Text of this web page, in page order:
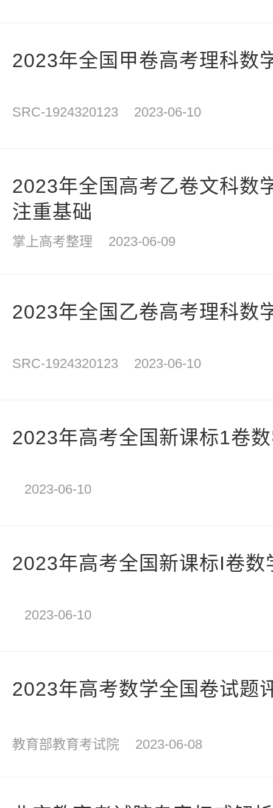
2023年全国甲卷高考理科数
SRC-1924320123 2023-06-10
2023年全国高考乙卷文科数
注重基础
掌上高考整理 2023-06-09
2023年全国乙卷高考理科数
SRC-1924320123 2023-06-10
2023年高考全国新课标1卷
2023-06-10
2023年高考全国新课标I卷数
2023-06-10
2023年高考数学全国卷试题
教育部教育考试院 2023-06-08